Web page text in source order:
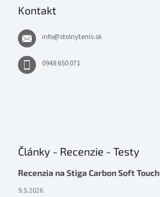
Kontakt
info@stolnytenis.sk
0948 650 071
Články - Recenzie - Testy
Recenzia na Stiga Carbon Soft Touch
9.5.2026